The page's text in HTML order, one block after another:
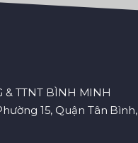
& TTNT BÌNH MINH
15, Quận Tân Bình,